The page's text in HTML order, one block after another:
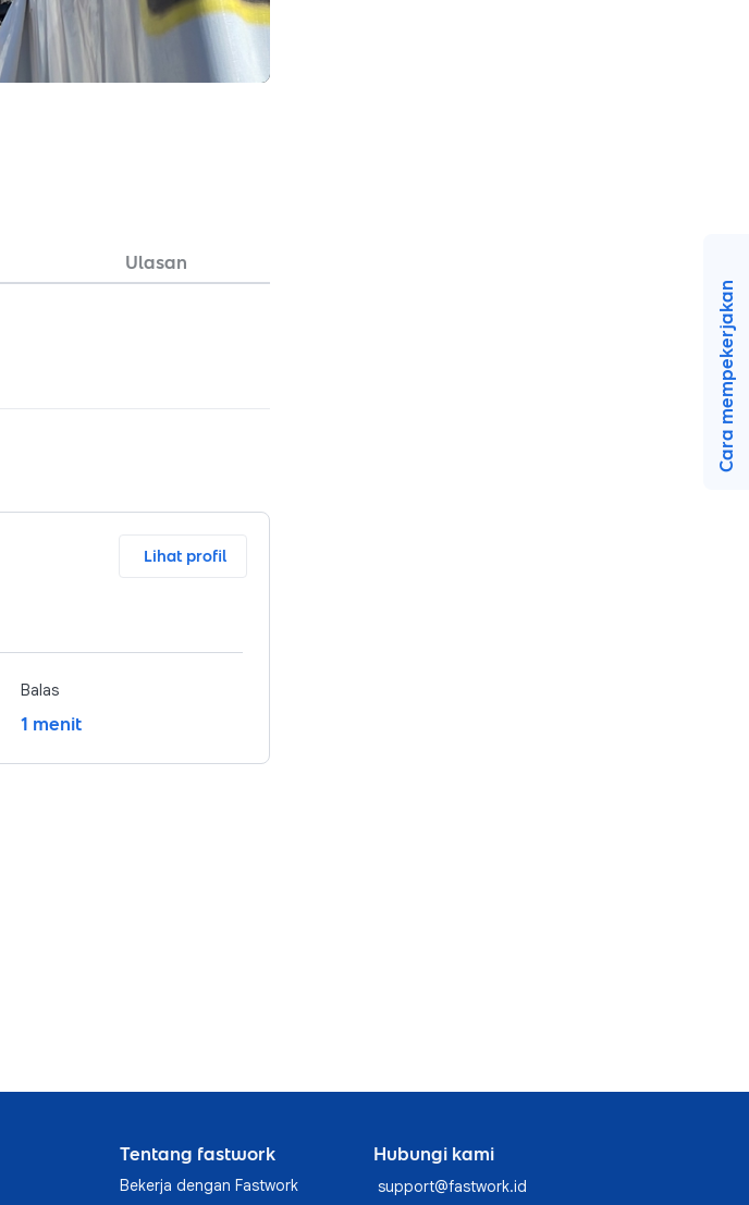
Ulasan
Lihat profil
Balas
1 menit
Cara mempekerjakan
Tentang fastwork
Bekerja dengan Fastwork
Hubungi kami
support@fastwork.id